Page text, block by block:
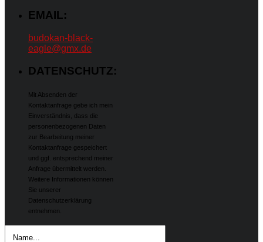
EMAIL:
budokan-black-
eagle@gmx.de
DATENSCHUTZ:
Mit Absenden der
Kontaktanfrage gebe ich mein
Einverständnis, dass die
personenbezogenen Daten
zur Bearbeitung meiner
Kontaktanfrage gespeichert
und ggf. entsprechend meiner
Anfrage übermittelt werden.
Weitere Informationen können
Sie unserer
Datenschutzerklärung
entnehmen.